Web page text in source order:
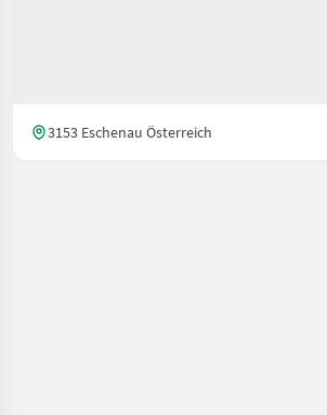
3153 Eschenau Österreich